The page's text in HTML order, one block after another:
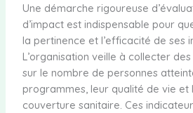
Une démarche rigoureuse
d’impact est indispensable pour
la pertinence et l’efficacité de ses
L’organisation veille à collecter
sur le nombre de personnes
programmes, leur qualité de vie et
couverture sanitaire. Ces